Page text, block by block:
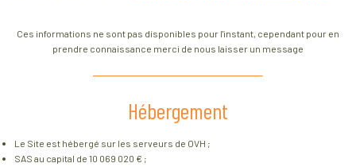
Ces informations ne sont pas disponibles pour l'instant, cependant pour en
prendre connaissance merci de nous laisser un message
Hébergement
Le Site est hébergé sur les serveurs de OVH ;
SAS au capital de 10 069 020 € ;